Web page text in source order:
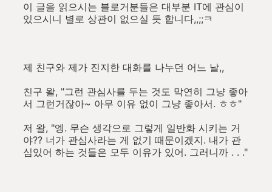
이 글을 읽으시는 블로거분들은 대부분 IT에 관심이
있으시니 별로 상관이 없으실 듯 합니다,,;;ㅋ
제 친구와 제가 진지한 대화를 나누던 어느 날,,
친구 왈, "그런 관심사를 두는 것도 막연히 그냥 좋아
서 그런거잖아~ 아무 이유 없이 그냥 좋아서. ㅎㅎ"
저 왈, "엥. 무슨 생각으로 그렇게 일반화 시키는 거
야?? 너가 관심사라는 게 없기 때문이겠지. 내가 관
심있어 하는 것들은 모두 이유가 있어. 그러니까 . . ."